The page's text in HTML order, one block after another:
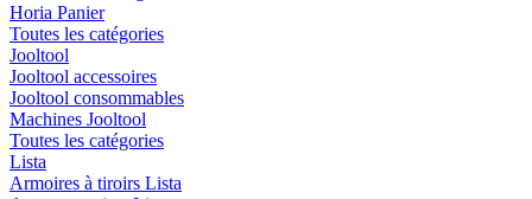
Horia Panier
Toutes les catégories
Jooltool
Jooltool accessoires
Jooltool consommables
Machines Jooltool
Toutes les catégories
Lista
Armoires à tiroirs Lista